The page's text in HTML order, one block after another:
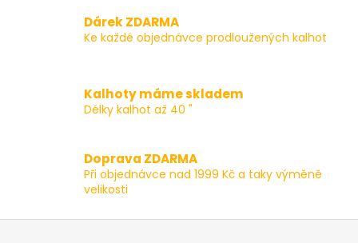
á
d
í
p
v
k
ý
Dárek ZDARMA
Ke každé objednávce prodloužených kalhot
Kalhoty máme skladem
Délky kalhot až 40 "
Doprava ZDARMA
Při objednávce nad 1999 Kč a taky výměně
velikosti
Z